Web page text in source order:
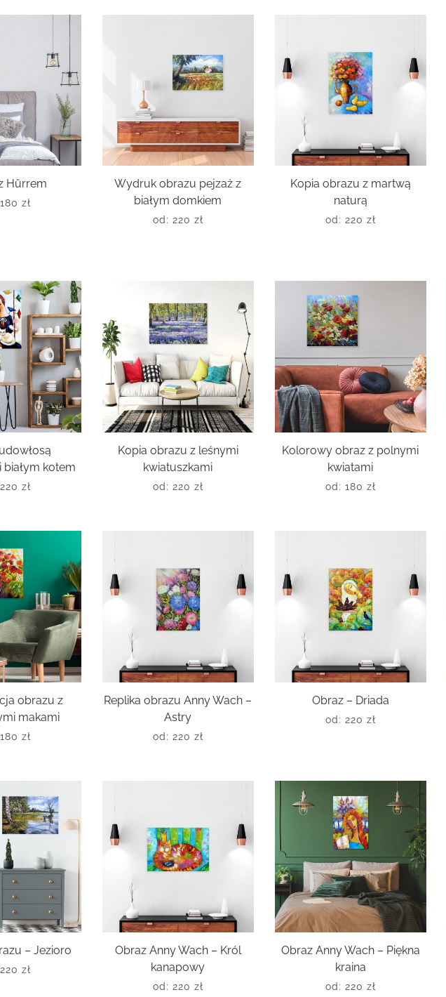
Hürrem
180 zł
Wydruk obrazu pejzaż z
białym domkiem
od: 220 zł
Kopia obrazu z martwą
naturą
od: 220 zł
kotem
220 zł
Kopia obrazu z leśnymi
kwiatuszkami
od: 220 zł
Kolorowy obraz z polnymi
kwiatami
od: 180 zł
obrazu z
makami
180 zł
Replika obrazu Anny Wach –
Astry
od: 220 zł
Obraz – Driada
od: 220 zł
– Jezioro
220 zł
Obraz Anny Wach – Król
kanapowy
od: 220 zł
Obraz Anny Wach – Piękna
kraina
od: 220 zł